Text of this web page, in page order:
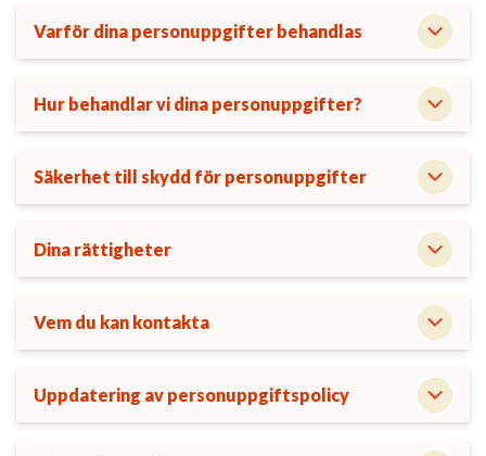
Varför dina personuppgifter behandlas
Hur behandlar vi dina personuppgifter?
Säkerhet till skydd för personuppgifter
Dina rättigheter
Vem du kan kontakta
Uppdatering av personuppgiftspolicy